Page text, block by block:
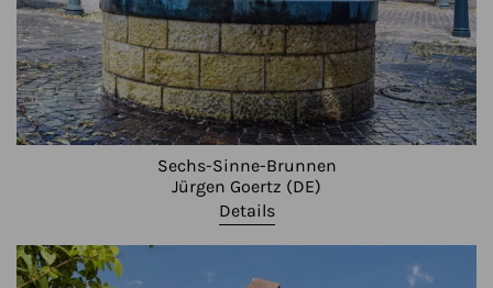
Sechs-Sinne-Brunnen
Jürgen Goertz (DE)
Details